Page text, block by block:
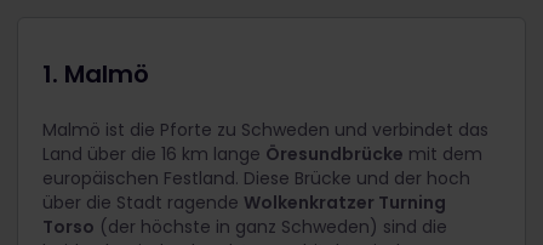
1. Malmö
Malmö ist die Pforte zu Schweden und verbindet das
Land über die 16 km lange Öresundbrücke mit dem
europäischen Festland. Diese Brücke und der hoch
über die Stadt ragende Wolkenkratzer Turning
Torso (der höchste in ganz Schweden) sind die